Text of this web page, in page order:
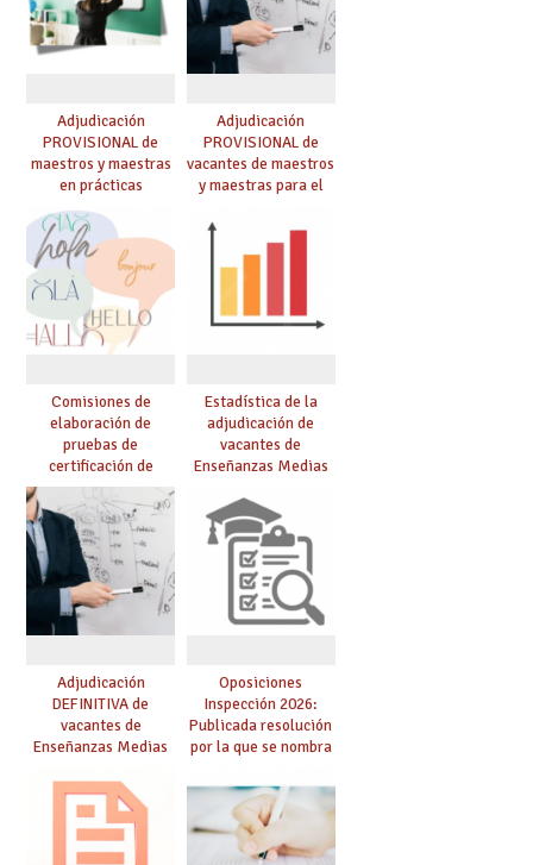
Adjudicación
PROVISIONAL de
maestros y maestras
en prácticas
Adjudicación
PROVISIONAL de
vacantes de maestros
y maestras para el
Comisiones de
elaboración de
pruebas de
certificación de
competencia
lingüística: publicada
resolución definitiva
Estadística de la
adjudicación de
vacantes de
Enseñanzas Medias
Adjudicación
DEFINITIVA de
vacantes de
Enseñanzas Medias
Oposiciones
Inspección 2026:
Publicada resolución
por la que se nombra
prácticas, se regulan
dichas prácticas y se
convoca acto público
de adjudicación